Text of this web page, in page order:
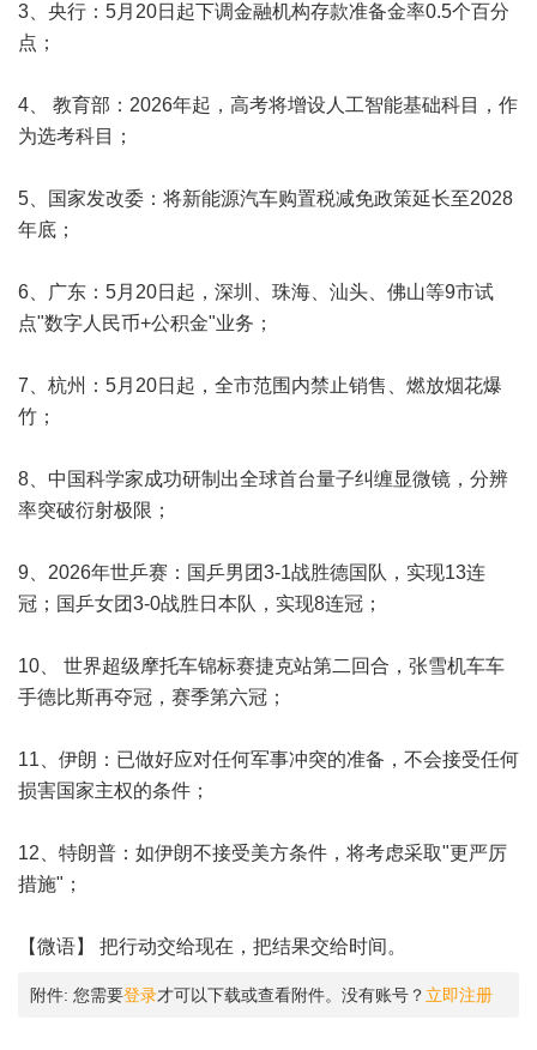
3、央行：5月20日起下调金融机构存款准备金率0.5个百分
点；
4、 教育部：2026年起，高考将增设人工智能基础科目，作
为选考科目；
5、国家发改委：将新能源汽车购置税减免政策延长至2028
年底；
6、广东：5月20日起，深圳、珠海、汕头、佛山等9市试
点"数字人民币+公积金"业务；
7、杭州：5月20日起，全市范围内禁止销售、燃放烟花爆
竹；
8、中国科学家成功研制出全球首台量子纠缠显微镜，分辨
率突破衍射极限；
9、2026年世乒赛：国乒男团3-1战胜德国队，实现13连
冠；国乒女团3-0战胜日本队，实现8连冠；
10、 世界超级摩托车锦标赛捷克站第二回合，张雪机车车
手德比斯再夺冠，赛季第六冠；
11、伊朗：已做好应对任何军事冲突的准备，不会接受任何
损害国家主权的条件；
12、特朗普：如伊朗不接受美方条件，将考虑采取"更严厉
措施"；
【微语】 把行动交给现在，把结果交给时间。
附件: 您需要登录才可以下载或查看附件。没有账号？ 立即注册